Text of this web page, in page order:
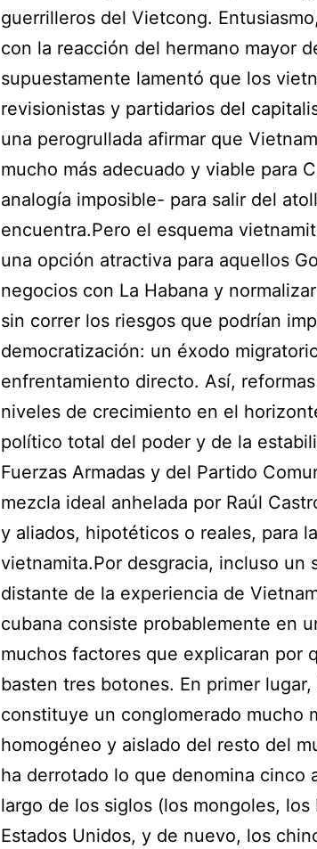
guerrilleros del Vietcong.
con la reacción del hermano mayor
supuestamente lamentó que los
revisionistas y partidarios del
una perogrullada afirmar que
mucho más adecuado y viable para
analogía imposible- para salir del
encuentra.Pero el esquema
una opción atractiva para aquellos
negocios con La Habana y
sin correr los riesgos que podrían
democratización: un éxodo
enfrentamiento directo. Así,
niveles de crecimiento en el
político total del poder y de la
Fuerzas Armadas y del Partido
mezcla ideal anhelada por Raúl
y aliados, hipotéticos o reales, para
vietnamita.Por desgracia, incluso un
distante de la experiencia de
cubana consiste probablemente en
muchos factores que explicaran por
basten tres botones. En primer
constituye un conglomerado mucho
homogéneo y aislado del resto del
ha derrotado lo que denomina cinco
largo de los siglos (los mongoles, los
Estados Unidos, y de nuevo, los